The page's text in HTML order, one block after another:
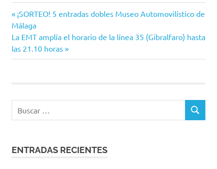
Municipal
EMT
EMT
Málaga
Navegación
de
entradas
Entrada
anterior:
¡SORTEO! 5 entradas dobles Museo Automovilístico de
Málaga
Siguiente
entrada:
La EMT amplía el horario de la línea 35 (Gibralfaro) hasta
las 21.10 horas
BUSCAR
ENTRADAS RECIENTES